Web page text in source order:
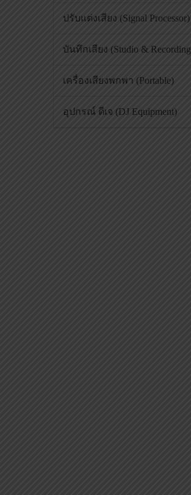
ปรับแต่งเสียง (Signal Processor)
บันทึกเสียง (Studio &
เครื่องเสียงพกพา (Portable)
อุปกรณ์ ดีเจ (DJ Equipment)